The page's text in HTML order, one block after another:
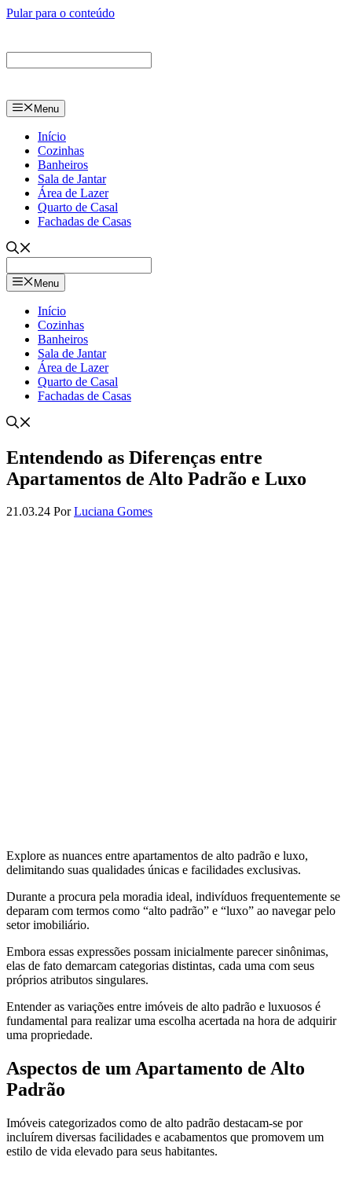
Pular para o conteúdo
Menu
Início
Cozinhas
Banheiros
Sala de Jantar
Área de Lazer
Quarto de Casal
Fachadas de Casas
Menu
Início
Cozinhas
Banheiros
Sala de Jantar
Área de Lazer
Quarto de Casal
Fachadas de Casas
Entendendo as Diferenças entre
Apartamentos de Alto Padrão e Luxo
21.03.24 PorLuciana Gomes
Explore as nuances entre apartamentos de alto padrão e luxo,
delimitando suas qualidades únicas e facilidades exclusivas.
Durante a procura pela moradia ideal, indivíduos frequentemente se
deparam com termos como “alto padrão” e “luxo” ao navegar pelo
setor imobiliário.
Embora essas expressões possam inicialmente parecer sinônimas,
elas de fato demarcam categorias distintas, cada uma com seus
próprios atributos singulares.
Entender as variações entre imóveis de alto padrão e luxuosos é
fundamental para realizar uma escolha acertada na hora de adquirir
uma propriedade.
Aspectos de um Apartamento de Alto
Padrão
Imóveis categorizados como de alto padrão destacam-se por
incluírem diversas facilidades e acabamentos que promovem um
estilo de vida elevado para seus habitantes.